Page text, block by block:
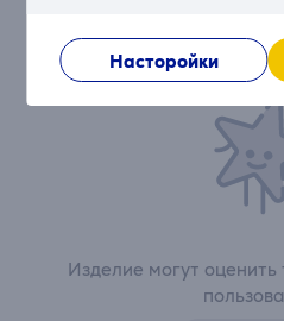
Насторойки
Изделие могут оценить
отзыв об изделии.